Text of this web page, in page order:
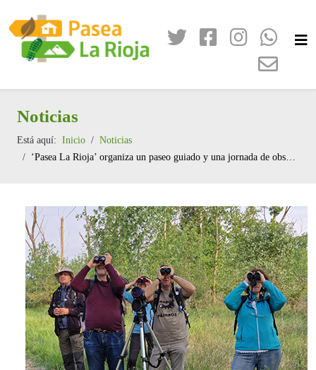
Noticias
Está aquí: Inicio
Noticias
‘Pasea La Rioja’ organiza un paseo guiado y una jornada de observación de aves por la Reserva Natural de los Sotos de Alfaro para celebrar el Día de los Humedales